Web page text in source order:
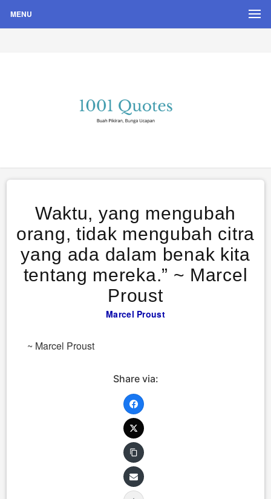
MENU
Quote Hari Puisi
Waktu, yang mengubah
orang, tidak mengubah citra
yang ada dalam benak kita
tentang mereka.” ~ Marcel
Proust
Marcel Proust
~ Marcel Proust
Share via: